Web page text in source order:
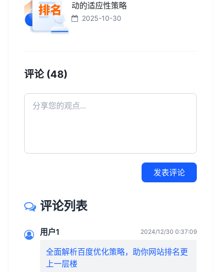
动的适应性策略
2025-10-30
评论 (48)
发表评论
评论列表
用户1 2024/12/30 0:37:09
全面解析百度优化策略，助你网站排名更
上一层楼